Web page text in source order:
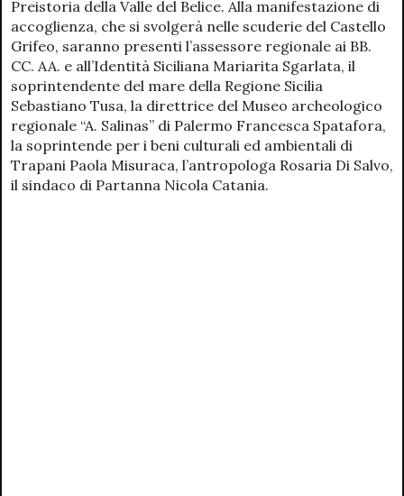
Preistoria della Valle del Belice. Alla manifestazione di
accoglienza, che si svolgerà nelle scuderie del Castello
Grifeo, saranno presenti l’assessore regionale ai BB.
CC. AA. e all’Identità Siciliana Mariarita Sgarlata, il
soprintendente del mare della Regione Sicilia
Sebastiano Tusa, la direttrice del Museo archeologico
regionale “A. Salinas” di Palermo Francesca Spatafora,
la soprintende per i beni culturali ed ambientali di
Trapani Paola Misuraca, l’antropologa Rosaria Di Salvo,
il sindaco di Partanna Nicola Catania.